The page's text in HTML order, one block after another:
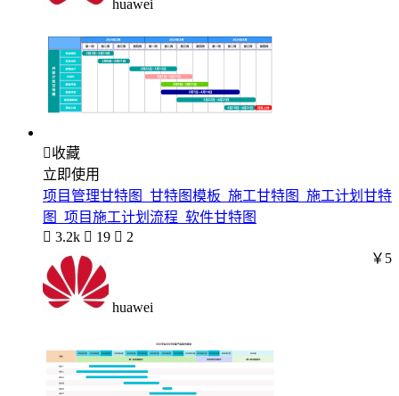
huawei
收藏
立即使用
项目管理甘特图_甘特图模板_施工甘特图_施工计划甘特
图_项目施工计划流程_软件甘特图
 3.2k  19  2
huawei
￥5